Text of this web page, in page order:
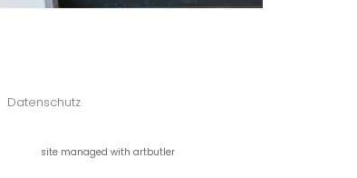
Datenschutz
site managed with artbutler